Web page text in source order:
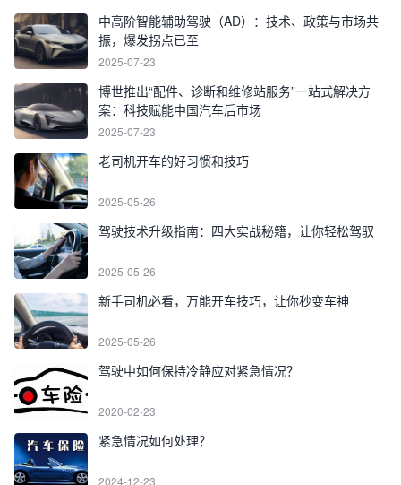
中高阶智能辅助驾驶（AD）：技术、政策与市场共
振，爆发拐点已至
2025-07-23
博世推出“配件、诊断和维修站服务”一站式解决方
案：科技赋能中国汽车后市场
2025-07-23
老司机开车的好习惯和技巧
2025-05-26
驾驶技术升级指南：四大实战秘籍，让你轻松驾驭
2025-05-26
新手司机必看，万能开车技巧，让你秒变车神
2025-05-26
驾驶中如何保持冷静应对紧急情况？
2020-02-23
紧急情况如何处理？
2024-12-23